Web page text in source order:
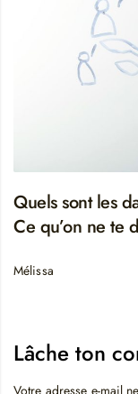
Quels sont les
Ce qu’on ne te
Mélissa
Lâche ton